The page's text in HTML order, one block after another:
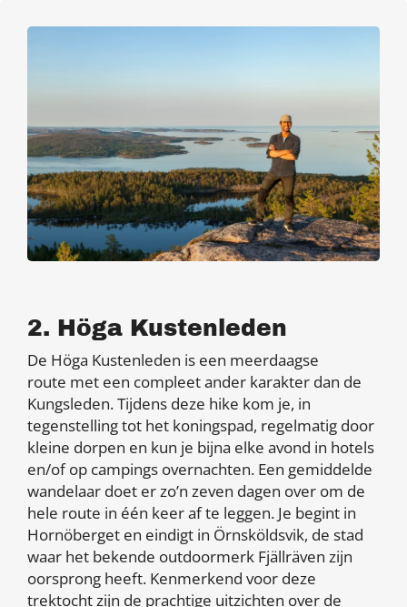
2. Höga Kustenleden
De Höga Kustenleden is een meerdaagse
route met een compleet ander karakter dan de
Kungsleden. Tijdens deze hike kom je, in
tegenstelling tot het koningspad, regelmatig door
kleine dorpen en kun je bijna elke avond in hotels
en/of op campings overnachten. Een gemiddelde
wandelaar doet er zo’n zeven dagen over om de
hele route in één keer af te leggen. Je begint in
Hornöberget en eindigt in Örnsköldsvik, de stad
waar het bekende outdoormerk Fjällräven zijn
oorsprong heeft. Kenmerkend voor deze
trektocht zijn de prachtige uitzichten over de